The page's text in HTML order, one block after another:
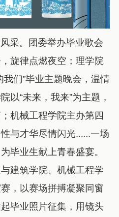
采。团委举办毕业歌会
旋律点燃夜空；理学院
我们”毕业主题晚会，温情
以“未来，我来”为主题，
机械工程学院主办第四
与才华尽情闪光......一场
毕业生献上青春盛宴。
建筑学院、机械工程学
，以赛场拼搏凝聚同窗
毕业照片征集，用镜头